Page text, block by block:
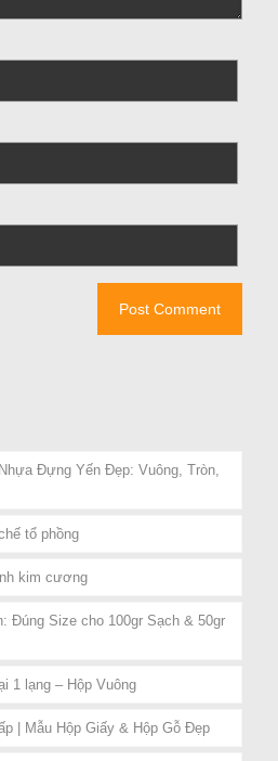
Đựng Yến Đẹp: Vuông, Tròn,
tổ phồng
kim cương
Đúng Size cho 100gr Sạch & 50gr
1 lạng – Hộp Vuông
| Mẫu Hộp Giấy & Hộp Gỗ Đẹp